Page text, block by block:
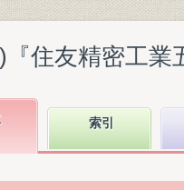
住友精密工業
索引